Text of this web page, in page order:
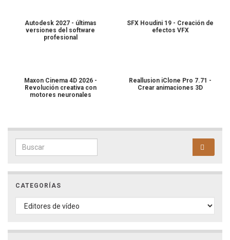
Autodesk 2027 - últimas
versiones del software
profesional
SFX Houdini 19 - Creación de
efectos VFX
Maxon Cinema 4D 2026 -
Revolución creativa con
motores neuronales
Reallusion iClone Pro 7.71 -
Crear animaciones 3D
Search for:
CATEGORÍAS
CATEGORÍAS